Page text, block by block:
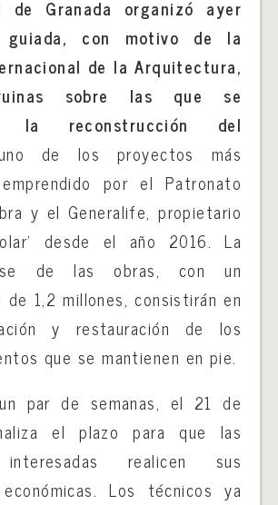
de Granada organizó ayer
con motivo de la
de la Arquitectura,
sobre las que se
la reconstrucción del
de los proyectos más
por el Patronato
y el Generalife, propietario
desde el año 2016. La
de las obras, con un
de 1,2 millones, consistirán en
y restauración de los
que se mantienen en pie.
par de semanas, el 21 de
el plazo para que las
interesadas realicen sus
Los técnicos ya